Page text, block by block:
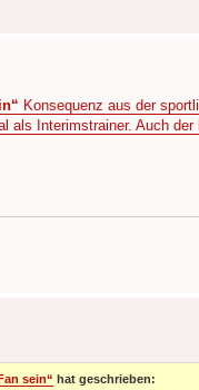
Konsequenz aus der
Interimstrainer. Auch
sein“ hat geschrieben: